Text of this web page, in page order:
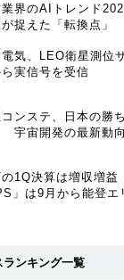
業界のAIトレンド
捉えた「転換点」
気、LEO衛星測位
実信号を受信
ンステ、日本の勝
宇宙開発の最新動
の1Q決算は増収増
」は9月から能登エ
ランキング一覧